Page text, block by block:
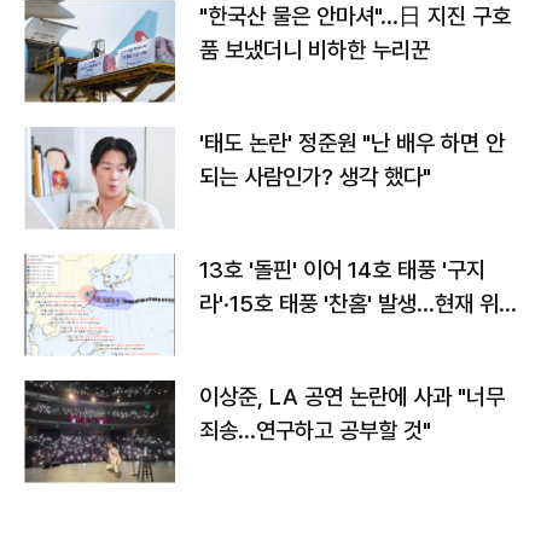
"한국산 물은 안마셔"…日 지진 구호
품 보냈더니 비하한 누리꾼
'태도 논란' 정준원 "난 배우 하면 안
되는 사람인가? 생각 했다"
13호 '돌핀' 이어 14호 태풍 '구지
라'·15호 태풍 '찬홈' 발생…현재 위
이상준, LA 공연 논란에 사과 "너무
죄송…연구하고 공부할 것"